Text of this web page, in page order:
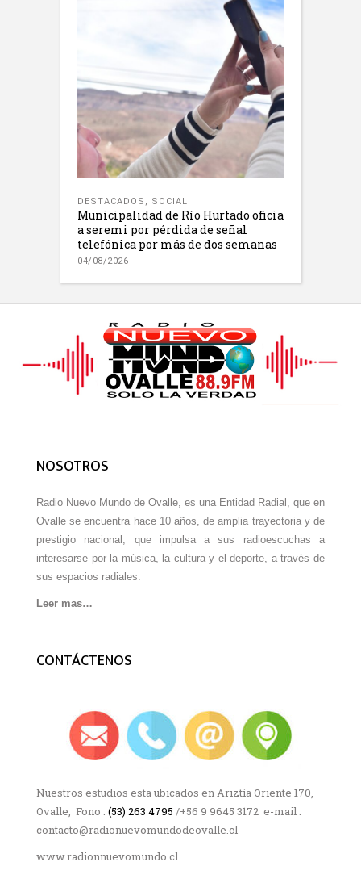
DESTACADOS , SOCIAL
Municipalidad de Río Hurtado oficia
a seremi por pérdida de señal
telefónica por más de dos semanas
04/08/2026
NOSOTROS
Radio Nuevo Mundo de Ovalle, es una Entidad Radial, que en
Ovalle se encuentra hace 10 años, de amplia trayectoria y de
prestigio nacional, que impulsa a sus radioescuchas a
interesarse por la música, la cultura y el deporte, a través de
sus espacios radiales.
Leer mas…
CONTÁCTENOS
Nuestros estudios esta ubicados en Ariztía Oriente 170,
Ovalle, Fono : (53) 263 4795 /+56 9 9645 3172 e-mail :
contacto@radionuevomundodeovalle.cl
www.radionnuevomundo.cl